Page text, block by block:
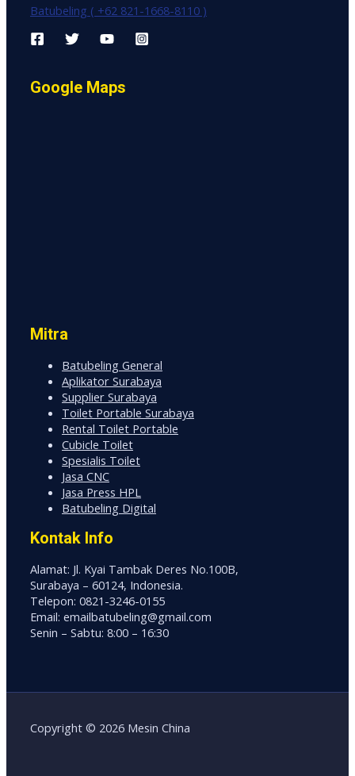
Batubeling ( +62 821-1668-8110 )
Google Maps
Mitra
Batubeling General
Aplikator Surabaya
Supplier Surabaya
Toilet Portable Surabaya
Rental Toilet Portable
Cubicle Toilet
Spesialis Toilet
Jasa CNC
Jasa Press HPL
Batubeling Digital
Kontak Info
Alamat: Jl. Kyai Tambak Deres No.100B,
Surabaya – 60124, Indonesia.
Telepon: 0821-3246-0155
Email: emailbatubeling@gmail.com
Senin – Sabtu: 8:00 – 16:30
Copyright © 2026 Mesin China